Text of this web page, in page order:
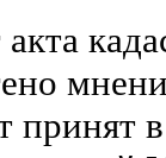
принят